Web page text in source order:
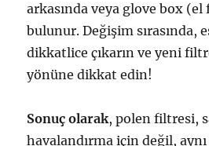
arkasında veya glove box (el
bulunur. Değişim sırasında,
dikkatlice çıkarın ve yeni
yönüne dikkat edin!
Sonuç olarak, polen filtresi,
havalandırma için değil,